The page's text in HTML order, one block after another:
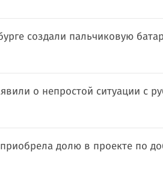
создали пальчиковую
о непростой ситуации с
приобрела долю в проекте по